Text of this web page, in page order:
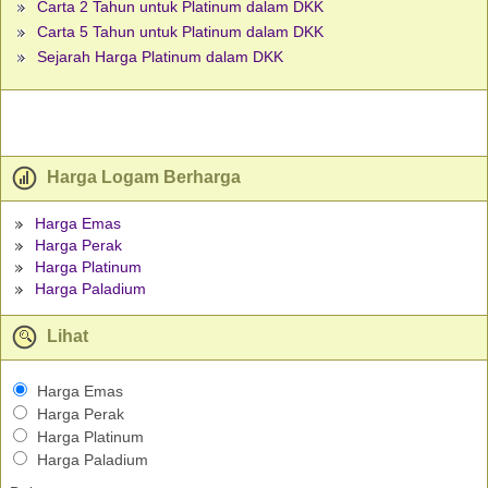
Carta 2 Tahun untuk Platinum dalam DKK
Carta 5 Tahun untuk Platinum dalam DKK
Sejarah Harga Platinum dalam DKK
Harga Logam Berharga
Harga Emas
Harga Perak
Harga Platinum
Harga Paladium
Lihat
Harga Emas
Harga Perak
Harga Platinum
Harga Paladium